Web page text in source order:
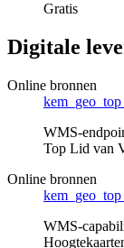
Gratis
Digitale
Online bronnen
WMS-
Top Lid van
Online bronnen
WMS-